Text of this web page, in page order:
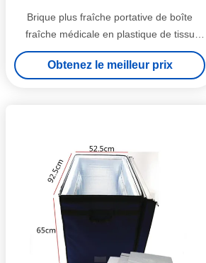
Brique plus fraîche portative de boîte
fraîche médicale en plastique de tissu
d'Oxford pour le diabétique
Obtenez le meilleur prix